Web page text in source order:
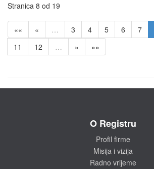
Stranica 8 od 19
«« « … 3 4 5 6 7
11
12 … » »»
O Registru
Profil firme
Misija i vizija
Radno vrijeme